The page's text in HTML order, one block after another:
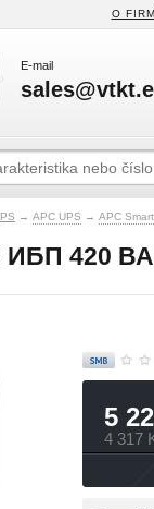
O
E-mail
→ APC UPS → APC
ИБП 420
5
4 317